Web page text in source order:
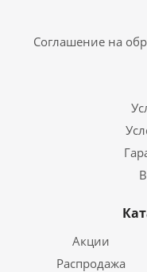
Соглашение на
Акции
Распродажа